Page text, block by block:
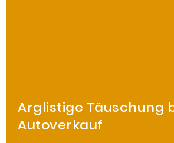
Arglistige Täuschung
Autoverkauf